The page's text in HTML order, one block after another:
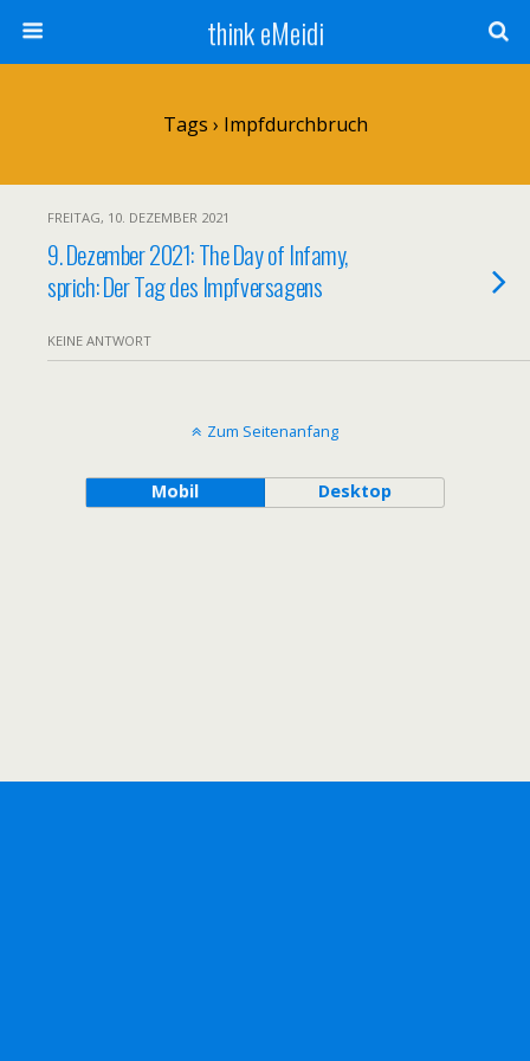
think eMeidi
Tags › Impfdurchbruch
FREITAG, 10. DEZEMBER 2021
9. Dezember 2021: The Day of Infamy,
sprich: Der Tag des Impfversagens
KEINE ANTWORT
Zum Seitenanfang
Mobil Desktop